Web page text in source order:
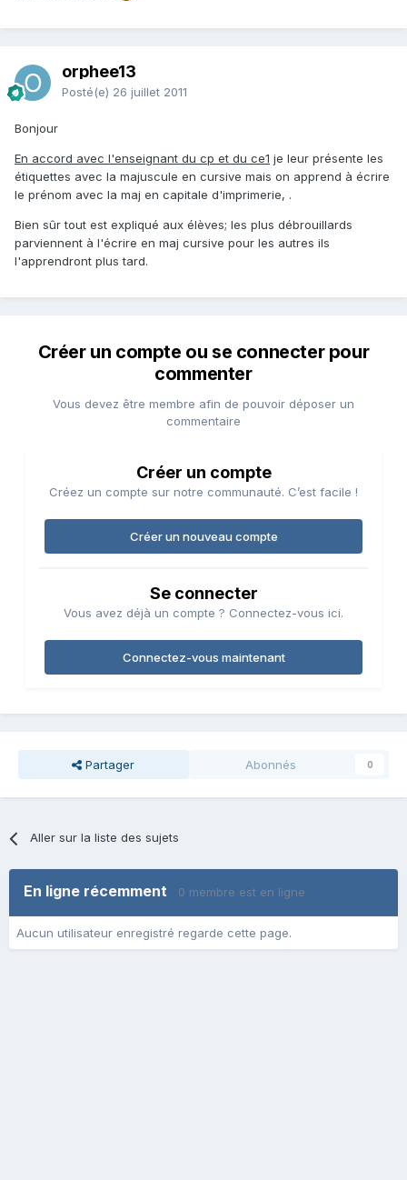
orphee13
Posté(e) 26 juillet 2011
Bonjour
En accord avec l'enseignant du cp et du ce1 je leur présente les
étiquettes avec la majuscule en cursive mais on apprend à écrire
le prénom avec la maj en capitale d'imprimerie, .
Bien sûr tout est expliqué aux élèves; les plus débrouillards
parviennent à l'écrire en maj cursive pour les autres ils
l'apprendront plus tard.
Créer un compte ou se connecter pour
commenter
Vous devez être membre afin de pouvoir déposer un
commentaire
Créer un compte
Créez un compte sur notre communauté. C’est facile !
Créer un nouveau compte
Se connecter
Vous avez déjà un compte ? Connectez-vous ici.
Connectez-vous maintenant
Partager Abonnés 0
Aller sur la liste des sujets
En ligne récemment 0 membre est en ligne
Aucun utilisateur enregistré regarde cette page.